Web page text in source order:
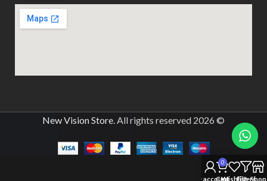
© 2026
New Vision Store. All rights reserved
Shop
Filters
Wishlist
0
Cart
My account